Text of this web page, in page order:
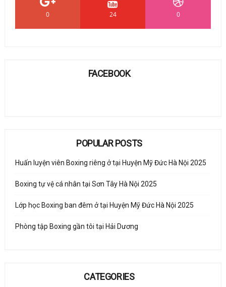
0 24 0
FACEBOOK
POPULAR POSTS
Huấn luyện viên Boxing riêng ở tại Huyện Mỹ Đức Hà Nội 2025
Boxing tự vệ cá nhân tại Sơn Tây Hà Nội 2025
Lớp học Boxing ban đêm ở tại Huyện Mỹ Đức Hà Nội 2025
Phòng tập Boxing gần tôi tại Hải Dương
CATEGORIES